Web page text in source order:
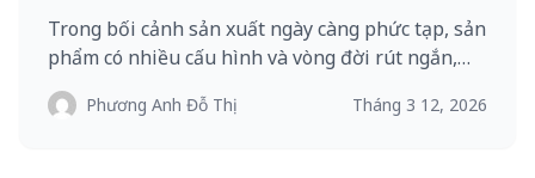
Trong bối cảnh sản xuất ngày càng phức tạp, sản
phẩm có nhiều cấu hình và vòng đời rút ngắn,…
Phương Anh Đỗ Thị Tháng 3 12, 2026